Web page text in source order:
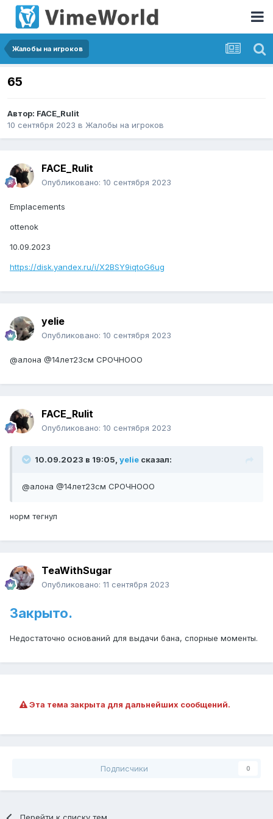
Жалобы на игроков
65
Автор: FACE_Rulit
10 сентября 2023 в Жалобы на игроков
FACE_Rulit
Опубликовано: 10 сентября 2023
Emplacements
ottenok
10.09.2023
https://disk.yandex.ru/i/X2BSY9iqtoG6ug
yelie
Опубликовано: 10 сентября 2023
@алона @14лет23см СРОЧНООО
FACE_Rulit
Опубликовано: 10 сентября 2023
10.09.2023 в 19:05, yelie сказал:
@алона @14лет23см СРОЧНООО
норм тегнул
TeaWithSugar
Опубликовано: 11 сентября 2023
Закрыто.
Недостаточно оснований для выдачи бана, спорные моменты.
Эта тема закрыта для дальнейших сообщений.
Подписчики 0